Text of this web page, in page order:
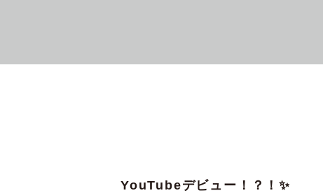
YouTubeデビュー！？！✨